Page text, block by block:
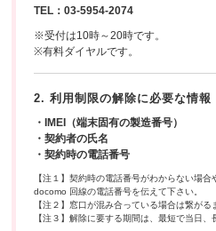
TEL：03-5954-2074
※受付は10時～20時です。
※有料ダイヤルです。
2. 利用制限の解除に必要な情報
・IMEI（端末固有の製造番号）
・契約者の氏名
・契約時の電話番号
【注１】契約時の電話番号がわからない場
docomo 回線の電話番号を伝えて下さい。
【注２】窓口が混み合っている場合は繋がる
【注３】解除に要する期間は、最短で当日、